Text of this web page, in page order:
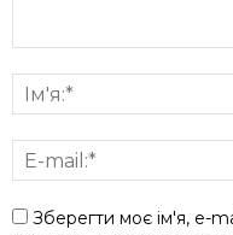
Зберегти моє ім'я, e-